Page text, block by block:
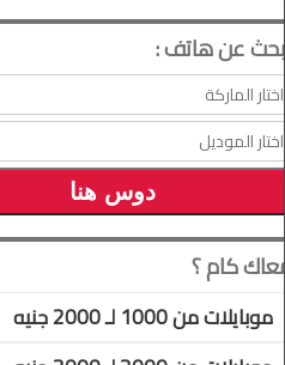
ابحث عن هاتف :
معاك كام ؟
موبايلات من 1000 لـ 2000 جنيه